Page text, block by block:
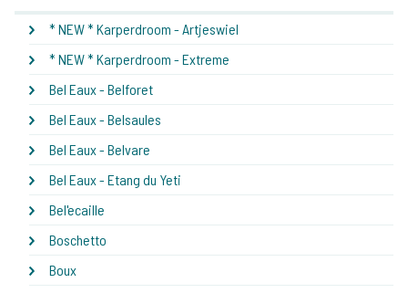
* NEW * Karperdroom - Artjeswiel
* NEW * Karperdroom - Extreme
Bel Eaux - Belforet
Bel Eaux - Belsaules
Bel Eaux - Belvare
Bel Eaux - Etang du Yeti
Bel'ecaille
Boschetto
Boux